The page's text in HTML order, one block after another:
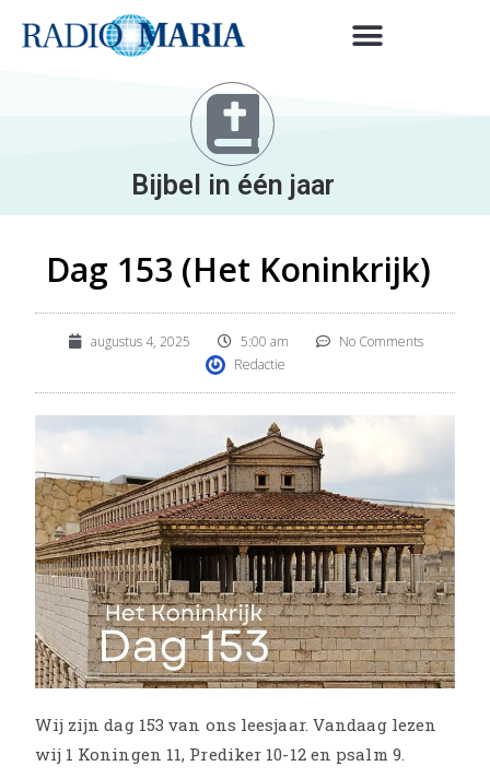
Bijbel in één jaar
Dag 153 (Het Koninkrijk)
augustus 4, 2025 5:00 am
No Comments
Redactie
Wij zijn dag 153 van ons leesjaar. Vandaag lezen
wij 1 Koningen 11, Prediker 10-12 en psalm 9.